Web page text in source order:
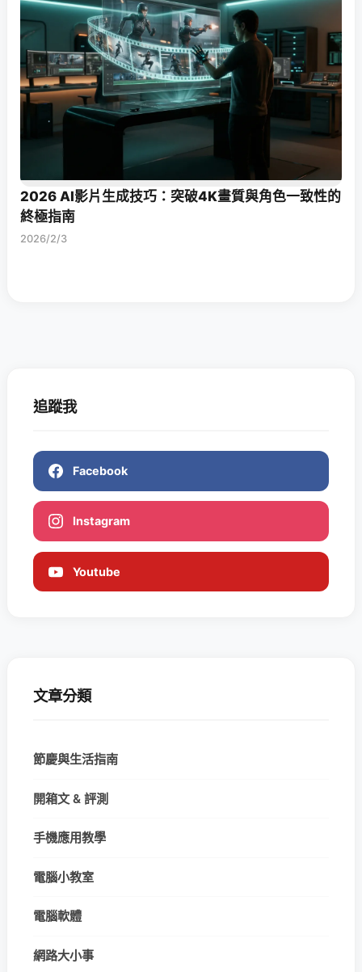
2026 AI影片生成技巧：突破4K畫質與角色一致性的
終極指南
2026/2/3
追蹤我
Facebook
Instagram
Youtube
文章分類
節慶與生活指南
開箱文 & 評測
手機應用教學
電腦小教室
電腦軟體
網路大小事